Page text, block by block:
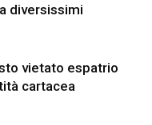
diversissimi
vietato espatrio
cartacea